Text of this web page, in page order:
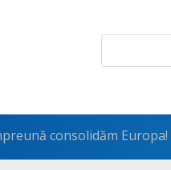
consolidăm Europa!